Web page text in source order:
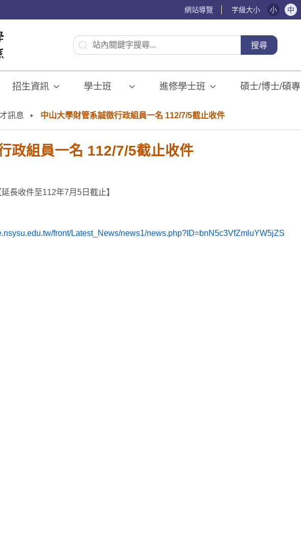
網站導覽 字級大小 小 中
搜尋
招生資訊 學士班⠀⠀ 進修學士班 碩士/博士/碩專
訊息 中山大學財管系誠徵行政組員一名 112/7/5截止收件
政組員一名 112/7/5截止收件
長收件至112年7月5日截止】
front/Latest_News/news1/news.php?ID=bnN5c3VfZmluYW5jZS